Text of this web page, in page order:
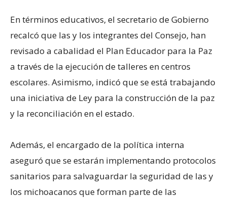
En términos educativos, el secretario de Gobierno
recalcó que las y los integrantes del Consejo, han
revisado a cabalidad el Plan Educador para la Paz
a través de la ejecución de talleres en centros
escolares. Asimismo, indicó que se está trabajando
una iniciativa de Ley para la construcción de la paz
y la reconciliación en el estado.
Además, el encargado de la política interna
aseguró que se estarán implementando protocolos
sanitarios para salvaguardar la seguridad de las y
los michoacanos que forman parte de las